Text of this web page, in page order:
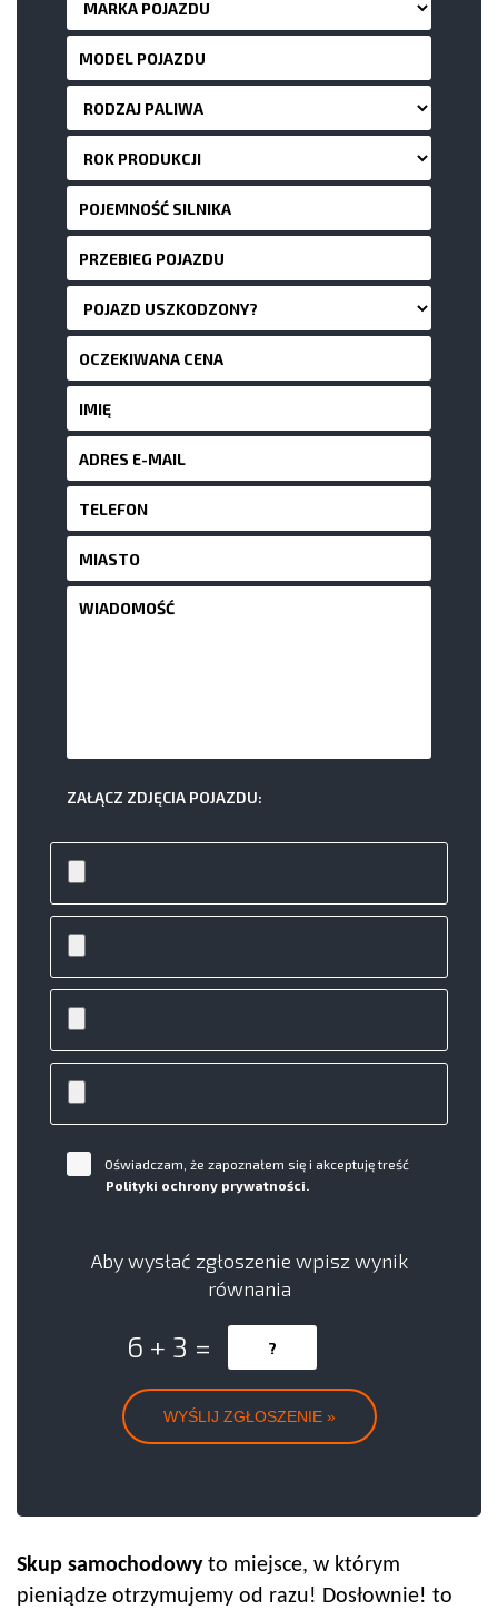
ZAŁĄCZ ZDJĘCIA POJAZDU:
Oświadczam, że zapoznałem się i akceptuję treść
Polityki ochrony prywatności.
Aby wysłać zgłoszenie wpisz wynik
równania
6 + 3 =
Skup samochodowyto miejsce, w którym
pieniądze otrzymujemy od razu! Dosłownie! to